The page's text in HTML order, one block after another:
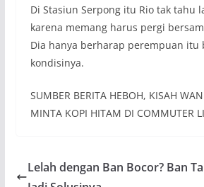
Di Stasiun Serpong itu Rio tak tahu
karena memang harus pergi
Dia hanya berharap perempuan itu
kondisinya.
SUMBER BERITA HEBOH, KISAH
MINTA KOPI HITAM DI COMMUTER
Lelah dengan Ban Bocor? Ban